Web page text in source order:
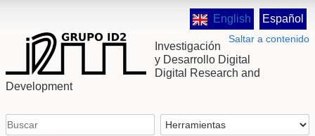
English Español
Saltar a contenido
Investigación
y Desarrollo Digital
Digital Research and
Development